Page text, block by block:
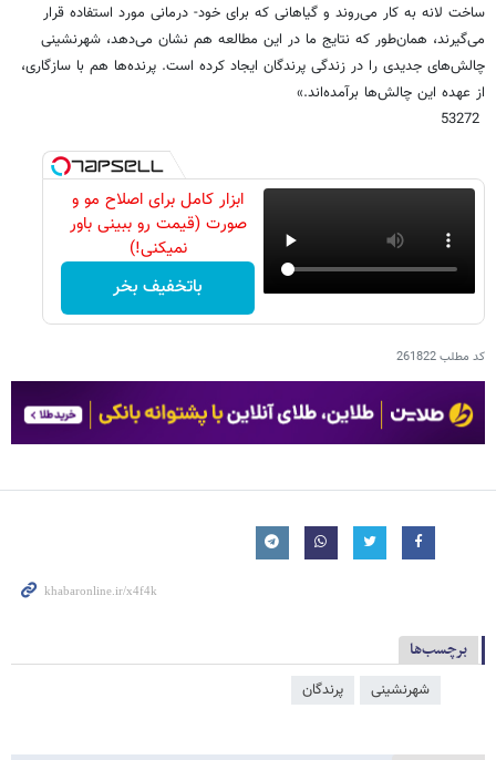
ساخت لانه به کار می‌روند و گیاهانی که برای خود- درمانی مورد استفاده قرار
می‌گیرند، همان‌طور که نتایج ما در این مطالعه هم نشان می‌‌دهد، شهرنشینی
چالش‌های جدیدی را در زندگی پرندگان ایجاد کرده است. پرنده‌ها هم با سازگاری،
از عهده این چالش‌ها برآمده‌اند.»
ابزار کامل برای اصلاح مو و
صورت (قیمت رو ببینی باور
نمیکنی!)
باتخفیف بخر
کد مطلب261822
برچسب‌ها
شهرنشینی پرندگان